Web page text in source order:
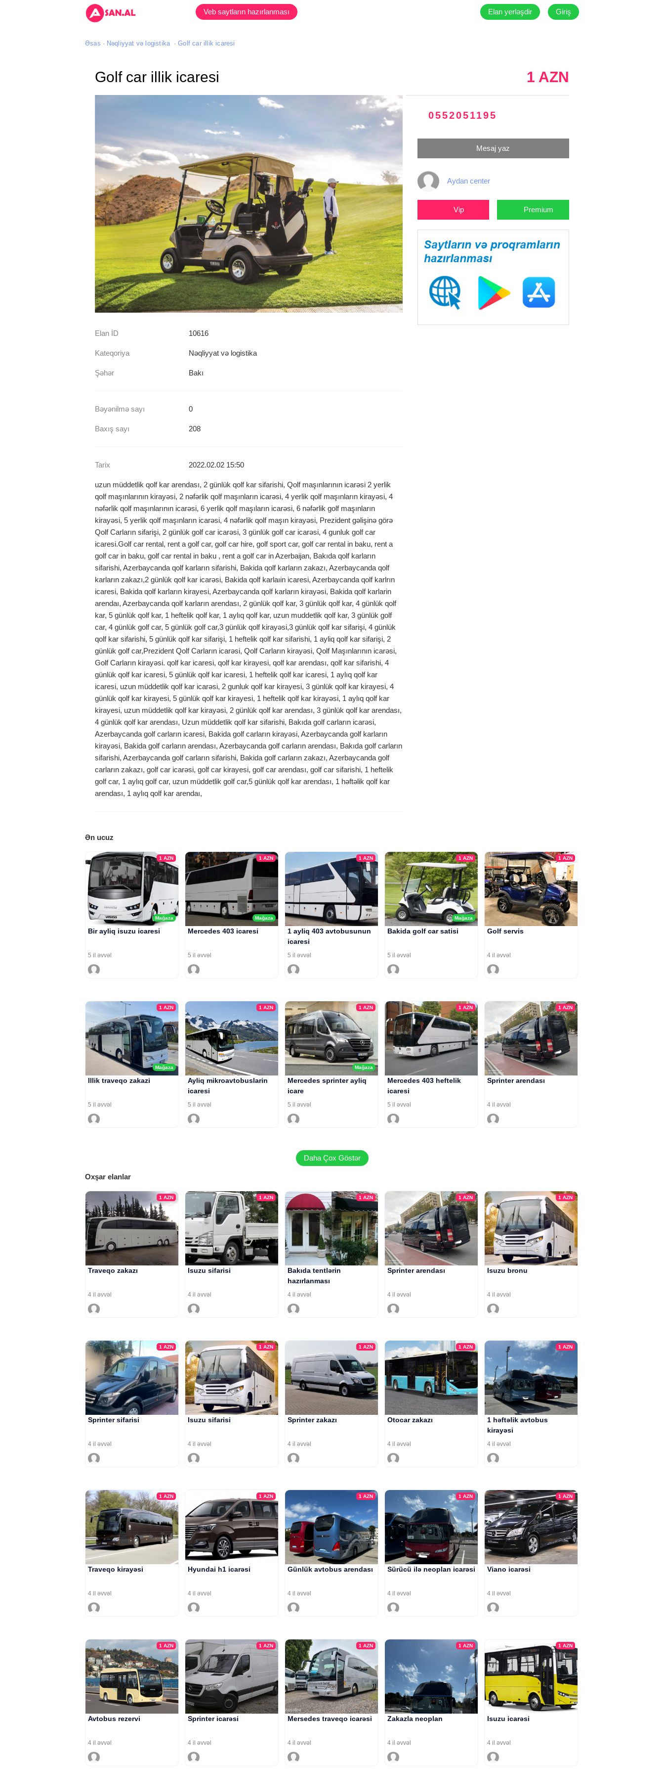
Elan yerləşdir Giriş
Veb saytların hazırlanması
Əsas Nəqliyyat və logistika Golf car illik icaresi
Golf car illik icaresi
Elan İD 10616
Kateqoriya Nəqliyyat və logistika
Şəhər Bakı
Bəyənilmə sayı 0
Baxış sayı 208
Tarix 2022.02.02 15:50
uzun müddetlik qolf kar arendası, 2 günlük qolf kar sifarishi, Qolf maşınlarının icarəsi 2 yerlik
qolf maşınlarının kirayəsi, 2 nəfərlik qolf maşınların icarəsi, 4 yerlik qolf maşınların kirayəsi, 4
nəfərlik qolf maşınlarının icarəsi, 6 yerlik qolf maşıların icarəsi, 6 nəfərlik golf maşınların
kirayəsi, 5 yerlik qolf maşınların icarəsi, 4 nəfərlik qolf maşın kirayəsi, Prezident gəlişinə görə
Qolf Carların sifarişi, 2 günlük golf car icarəsi, 3 günlük golf car icarəsi, 4 gunluk golf car
icaresi.Golf car rental, rent a golf car, golf car hire, golf sport car, golf car rental in baku, rent a
golf car in baku, golf car rental in baku , rent a golf car in Azerbaijan, Bakıda qolf karların
sifarishi, Azerbaycanda qolf karların sifarishi, Bakida qolf karların zakazı, Azerbaycanda qolf
karların zakazı,2 günlük qolf kar icarəsi, Bakida qolf karlaıin icaresi, Azerbaycanda qolf karlrın
icaresi, Bakida qolf karların kirayesi, Azerbaycanda qolf karların kirayəsi, Bakida qolf karlarin
arendaı, Azerbaycanda qolf karların arendası, 2 günlük qolf kar, 3 günlük qolf kar, 4 günlük qolf
kar, 5 günlük qolf kar, 1 heftelik qolf kar, 1 aylıq qolf kar, uzun muddetlik qolf kar, 3 günlük golf
car, 4 günlük golf car, 5 günlük golf car,3 günlük qolf kirayəsi,3 günlük qolf kar sifarişi, 4 günlük
qolf kar sifarishi, 5 günlük qolf kar sifarişi, 1 heftelik qolf kar sifarishi, 1 ayliq qolf kar sifarişi, 2
günlük golf car,Prezident Qolf Carların icarəsi, Qolf Carların kirayəsi, Qolf Maşınlarının icarəsi,
Golf Carların kirayəsi. qolf kar icaresi, qolf kar kirayesi, qolf kar arendası, qolf kar sifarishi, 4
günlük qolf kar icaresi, 5 günlük qolf kar icaresi, 1 heftelik qolf kar icaresi, 1 aylıq qolf kar
icaresi, uzun müddetlik qolf kar icarəsi, 2 gunluk qolf kar kirayesi, 3 günlük qolf kar kirayesi, 4
günlük qolf kar kirayesi, 5 günlük qolf kar kirayesi, 1 heftelik qolf kar kirayəsi, 1 aylıq qolf kar
kirayesi, uzun müddetlik qolf kar kirayəsi, 2 günlük qolf kar arendası, 3 günlük qolf kar arendası,
4 günlük qolf kar arendası, Uzun müddetlik qolf kar sifarishi, Bakıda golf carların icarəsi,
Azerbaycanda golf carların icaresi, Bakida golf carların kirayəsi, Azerbaycanda golf karların
kirayəsi, Bakida golf carların arendası, Azerbaycanda golf carların arendası, Bakıda golf carların
sifarishi, Azerbaycanda golf carların sifarishi, Bakida golf carların zakazı, Azerbaycanda golf
carların zakazı, golf car icarəsi, golf car kirayesi, golf car arendası, golf car sifarishi, 1 heftelik
golf car, 1 aylıq golf car, uzun müddetlik golf car,5 günlük qolf kar arendası, 1 həftəlik qolf kar
arendası, 1 aylıq qolf kar arendaı,
1 AZN
0552051195
Mesaj yaz
Aydan center
Vip Premium
Ən ucuz
Mağaza
1 AZN
Bir ayliq isuzu icaresi
5 il əvvəl
Mağaza
1 AZN
Mercedes 403 icaresi
5 il əvvəl
1 AZN
1 ayliq 403 avtobusunun
icaresi
5 il əvvəl
Mağaza
1 AZN
Bakida golf car satisi
5 il əvvəl
1 AZN
Golf servis
4 il əvvəl
Mağaza
1 AZN
Illik traveqo zakazi
5 il əvvəl
1 AZN
Ayliq mikroavtobuslarin
icaresi
5 il əvvəl
Mağaza
1 AZN
Mercedes sprinter ayliq
icare
5 il əvvəl
1 AZN
Mercedes 403 heftelik
icaresi
5 il əvvəl
1 AZN
Sprinter arendası
4 il əvvəl
Daha Çox Göstər
Oxşar elanlar
1 AZN
Traveqo zakazı
4 il əvvəl
1 AZN
Isuzu sifarisi
4 il əvvəl
1 AZN
Bakıda tentlərin
hazırlanması
4 il əvvəl
1 AZN
Sprinter arendası
4 il əvvəl
1 AZN
Isuzu bronu
4 il əvvəl
1 AZN
Sprinter sifarisi
4 il əvvəl
1 AZN
Isuzu sifarisi
4 il əvvəl
1 AZN
Sprinter zakazı
4 il əvvəl
1 AZN
Otocar zakazı
4 il əvvəl
1 AZN
1 həftəlik avtobus
kirayəsi
4 il əvvəl
1 AZN
Traveqo kirayəsi
4 il əvvəl
1 AZN
Hyundai h1 icarəsi
4 il əvvəl
1 AZN
Günlük avtobus arendası
4 il əvvəl
1 AZN
Sürücü ilə neoplan icarəsi
4 il əvvəl
1 AZN
Viano icarəsi
4 il əvvəl
1 AZN
Avtobus rezervi
4 il əvvəl
1 AZN
Sprinter icarəsi
4 il əvvəl
1 AZN
Mersedes traveqo icarəsi
4 il əvvəl
1 AZN
Zakazla neoplan
4 il əvvəl
1 AZN
Isuzu icarəsi
4 il əvvəl